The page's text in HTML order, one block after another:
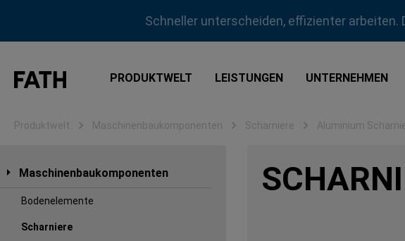
Zur Hauptnavigation springenSchneller unterscheiden, effizienter arbeiten.
PRODUKTWELT LEISTUNGEN UNTERNEHMEN
Produktwelt Maschinenbaukomponenten Scharniere Aluminium
Maschinenbaukomponenten
Bodenelemente
Scharniere